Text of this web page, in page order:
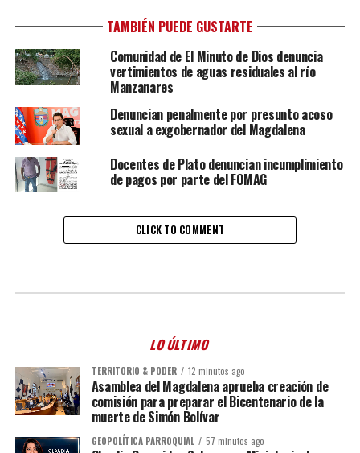
TAMBIÉN PUEDE GUSTARTE
Comunidad de El Minuto de Dios denuncia
vertimientos de aguas residuales al río
Manzanares
Denuncian penalmente por presunto acoso
sexual a exgobernador del Magdalena
Docentes de Plato denuncian incumplimiento
de pagos por parte del FOMAG
CLICK TO COMMENT
LO ÚLTIMO
TERRITORIO & PODER 12 minutos ago
Asamblea del Magdalena aprueba creación de
comisión para preparar el Bicentenario de la
muerte de Simón Bolívar
GEOPOLÍTICA PARROQUIAL 57 minutos ago